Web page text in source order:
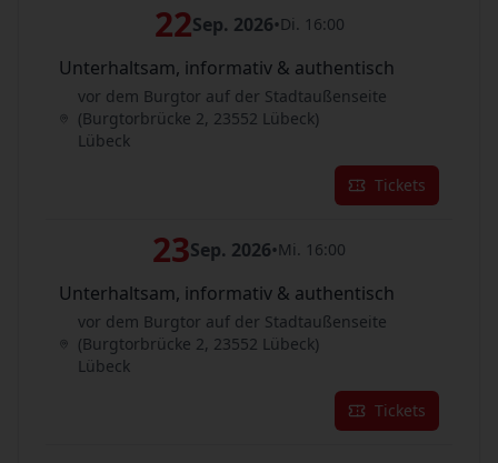
22Sep. 2026•Di. 16:00
Unterhaltsam, informativ & authentisch
vor dem Burgtor auf der Stadtaußenseite
(Burgtorbrücke 2, 23552 Lübeck)
Lübeck
Tickets
23Sep. 2026•Mi. 16:00
Unterhaltsam, informativ & authentisch
vor dem Burgtor auf der Stadtaußenseite
(Burgtorbrücke 2, 23552 Lübeck)
Lübeck
Tickets